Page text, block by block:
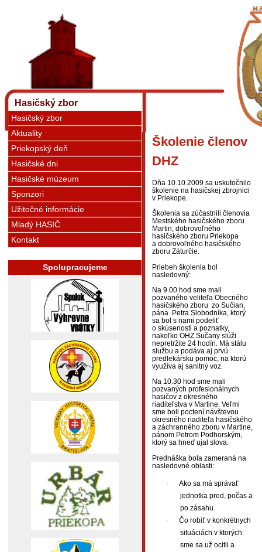
Hasičský zbor
Hasičský zbor
Aktuality
Priekopský deň
Hasičské dni
Hasičské múzeum
Sponzori
Užitočné informácie
Mladý HASIČ
Kontakt
Spolupracujeme
Školenie členov
DHZ
Dňa 10.10.2009 sa uskutočnilo
školenie na hasičskej zbrojnici
v Priekope.
Školenia sa zúčastnili členovia
Mestského hasičského zboru
Martin, dobrovoľného
hasičského zboru Priekopa
a dobrovoľného hasičského
zboru Záturčie.
Priebeh školenia bol
nasledovný:
Na 9.00 hod sme mali
pozvaného veliteľa Obecného
hasičského zboru zo Sučian,
pána Petra Slobodníka, ktorý
sa bol s nami podeliť
o skúsenosti a poznatky,
nakoľko OHZ Sučany slúži
nepretržite 24 hodín. Má stálu
službu a podáva aj prvú
predlekársku pomoc, na ktorú
využíva aj sanitný voz.
Na 10.30 hod sme mali
pozvaných profesionálnych
hasičov z okresného
riaditeľstva v Martine. Veľmi
sme boli poctení návštevou
okresného riaditeľa hasičského
a záchranného zboru v Martine,
pánom Petrom Podhorským,
ktorý sa hneď ujal slova.
Prednáška bola zameraná na
nasledovné oblasti:
·
Ako sa má správať
jednotka pred, počas a
po zásahu.
·
Čo robiť v konkrétnych
situáciách v ktorých
sme sa už ocitli a